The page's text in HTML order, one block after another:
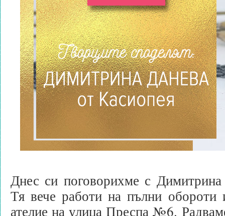
Днес си поговорихме с
Тя вече работи на пълни обороти
ателие на улица Преспа №6.